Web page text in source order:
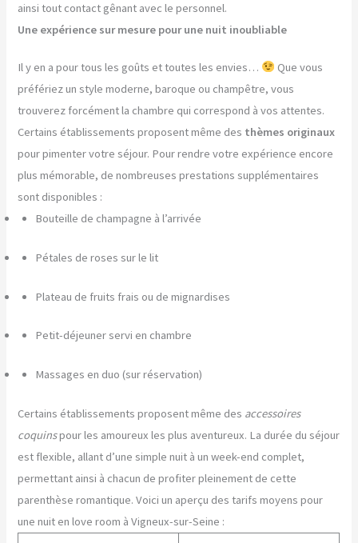
ainsi tout contact gênant avec le personnel.
Une expérience sur mesure pour une nuit inoubliable
Il y en a pour tous les goûts et toutes les envies…
Que vous
préfériez un style moderne, baroque ou champêtre, vous
trouverez forcément la chambre qui correspond à vos attentes.
Certains établissements proposent même des thèmes originaux
pour pimenter votre séjour. Pour rendre votre expérience encore
plus mémorable, de nombreuses prestations supplémentaires
sont disponibles :
Bouteille de champagne à l’arrivée
Pétales de roses sur le lit
Plateau de fruits frais ou de mignardises
Petit-déjeuner servi en chambre
Massages en duo (sur réservation)
Certains établissements proposent même des accessoires
coquinspour les amoureux les plus aventureux. La durée du séjour
est flexible, allant d’une simple nuit à un week-end complet,
permettant ainsi à chacun de profiter pleinement de cette
parenthèse romantique. Voici un aperçu des tarifs moyens pour
une nuit en love room à Vigneux-sur-Seine :